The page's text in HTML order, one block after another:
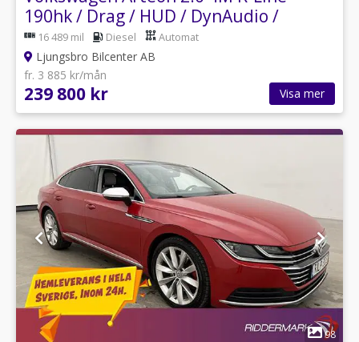
190hk / Drag / HUD / DynAudio /
Nyservad
16 489 mil Diesel Automat
Ljungsbro Bilcenter AB
fr. 3 885 kr/mån
239 800 kr Visa mer
98